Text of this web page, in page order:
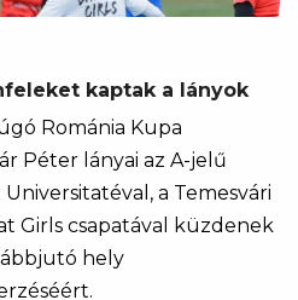
kaptak a lányok
Románia Kupa
Péter lányai az A-jelű
a Temesvári
Girls csapatával küzdenek
hely